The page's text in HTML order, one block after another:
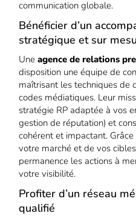
communication globale.
Bénéficier d’un
stratégique et sur
Uneagence de relations
disposition une équipe de
maîtrisant les techniques de
codes médiatiques. Leur
stratégie RP adaptée à vos
gestion de réputation) et
cohérent et impactant.
votre marché et de vos
permanence les actions à
votre visibilité.
Profiter d’un réseau
qualifié